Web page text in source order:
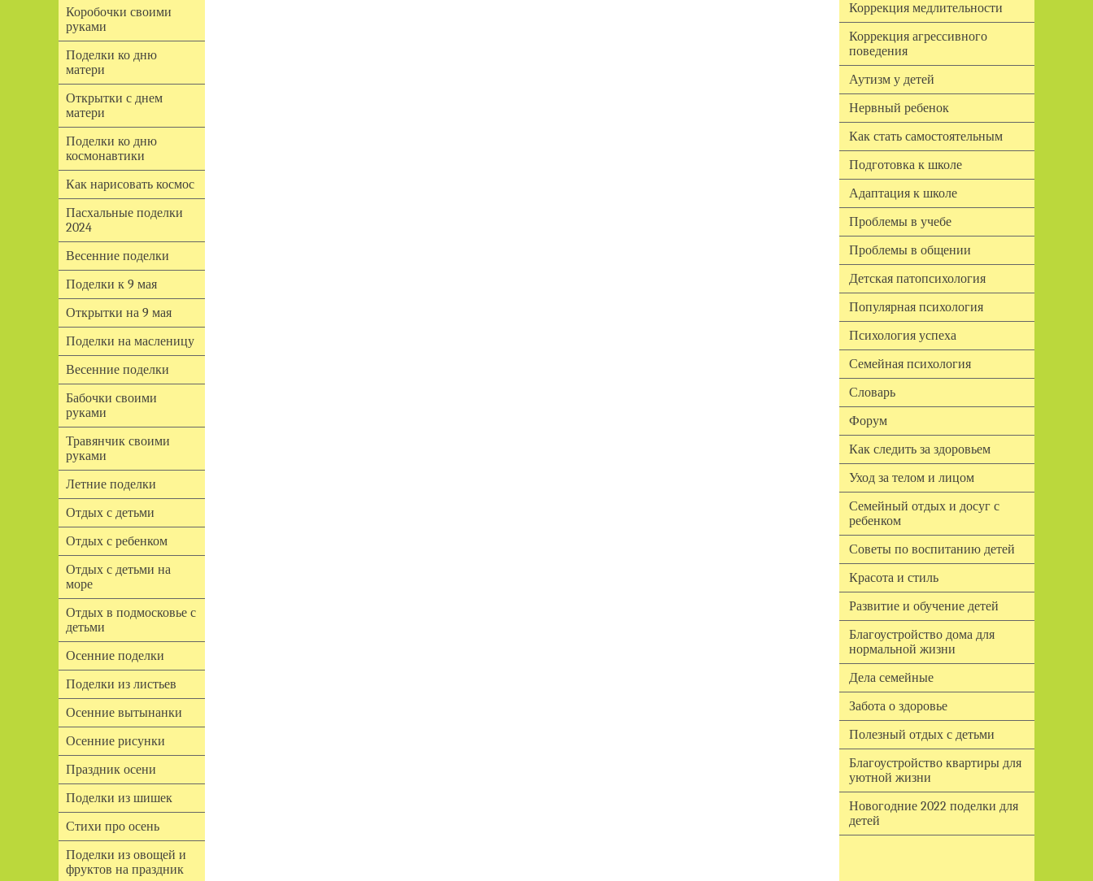
Коробочки своими
руками
Поделки ко дню
матери
Открытки с днем
матери
Поделки ко дню
космонавтики
Как нарисовать космос
Пасхальные поделки
2024
Весенние поделки
Поделки к 9 мая
Открытки на 9 мая
Поделки на масленицу
Весенние поделки
Бабочки своими
руками
Травянчик своими
руками
Летние поделки
Отдых с детьми
Отдых с ребенком
Отдых с детьми на
море
Отдых в подмосковье с
детьми
Осенние поделки
Поделки из листьев
Осенние вытынанки
Осенние рисунки
Праздник осени
Поделки из шишек
Стихи про осень
Поделки из овощей и
фруктов на праздник
Коррекция медлительности
Коррекция агрессивного
поведения
Аутизм у детей
Нервный ребенок
Как стать самостоятельным
Подготовка к школе
Адаптация к школе
Проблемы в учебе
Проблемы в общении
Детская патопсихология
Популярная психология
Психология успеха
Семейная психология
Словарь
Форум
Как следить за здоровьем
Уход за телом и лицом
Семейный отдых и досуг с
ребенком
Советы по воспитанию детей
Красота и стиль
Развитие и обучение детей
Благоустройство дома для
нормальной жизни
Дела семейные
Забота о здоровье
Полезный отдых с детьми
Благоустройство квартиры для
уютной жизни
Новогодние 2022 поделки для
детей